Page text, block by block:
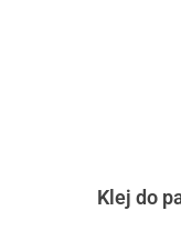
Klej do